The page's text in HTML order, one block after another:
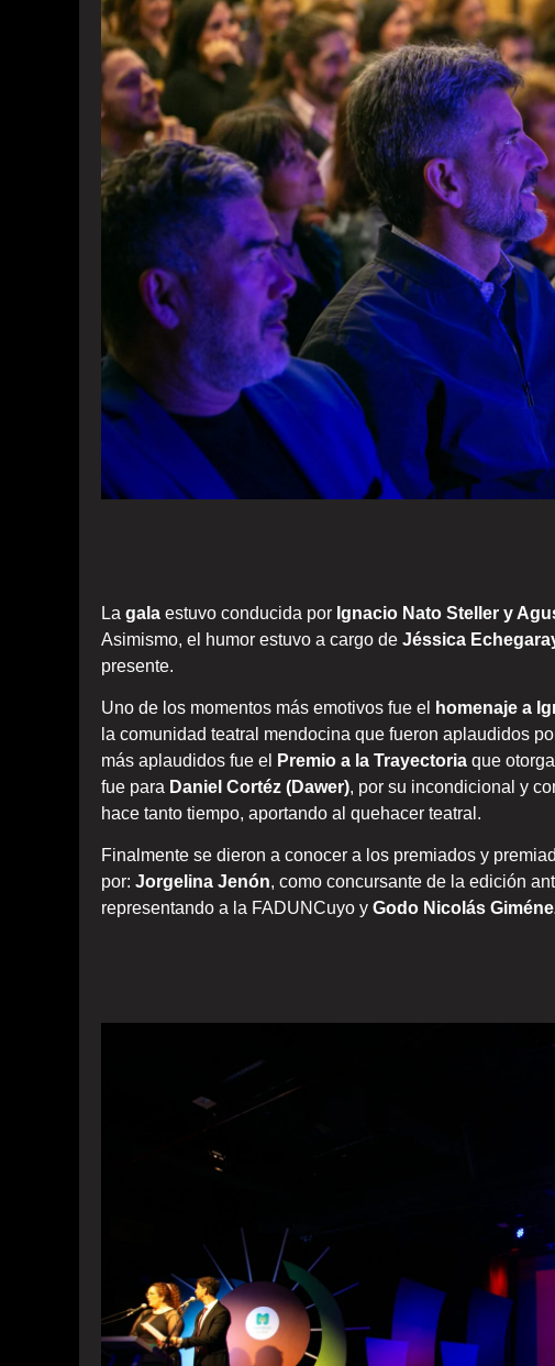
La gala estuvo conducida por Ignacio Nato Steller y
Asimismo, el humor estuvo a cargo de Jéssica
presente.
Uno de los momentos más emotivos fue el homenaje a
la comunidad teatral mendocina que fueron aplaudidos
más aplaudidos fue el
Premio a la Trayectoria que
fue para Daniel Cortéz (Dawer), por su incondicional y
hace tanto tiempo, aportando al quehacer teatral.
Finalmente se dieron a conocer a los premiados y
por: Jorgelina Jenón, como concursante de la edición
representando a la FADUNCuyo y Godo Nicolás